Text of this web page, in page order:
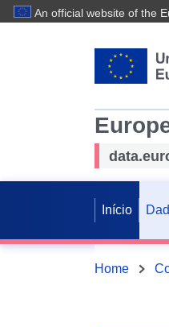
An official website of the
Início
Home